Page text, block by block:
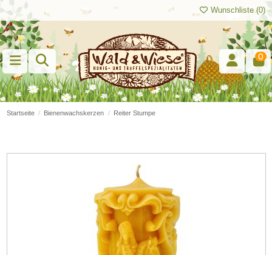
Wunschliste (0)
0
Startseite Bienenwachskerzen Reiter Stumpe